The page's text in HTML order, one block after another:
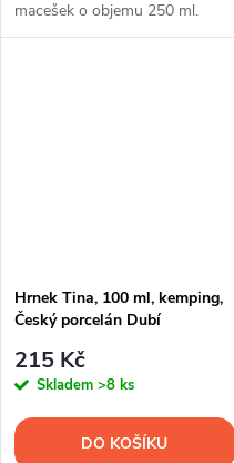
macešek o objemu 250 ml.
Hrnek Tina, 100 ml, kemping,
Český porcelán Dubí
215 Kč
Skladem >8 ks
DO KOŠÍKU